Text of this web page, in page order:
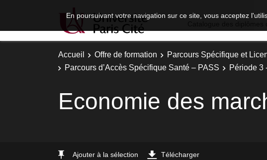
En poursuivant votre navigation sur ce site, vous acceptez
Accueil Offre de formation Parcours Spécifique et
Parcours d’Accès Spécifique Santé – PASS
Période 3
Economie des
Ajouter à la sélection Télécharger